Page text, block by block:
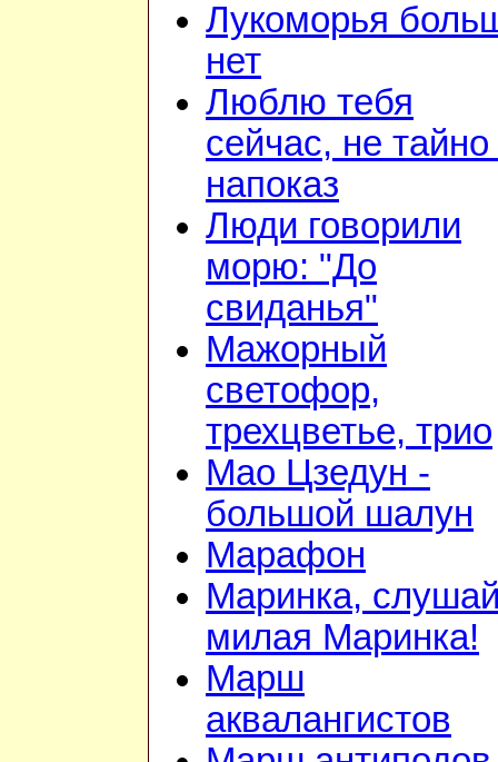
Лукоморья
нет
Люблю тебя
сейчас, не тайно
напоказ
Люди говорили
морю: "До
свиданья"
Мажорный
светофор,
трехцветье, трио
Мао Цзедун -
большой шалун
Марафон
Маринка,
милая Маринка!
Марш
аквалангистов